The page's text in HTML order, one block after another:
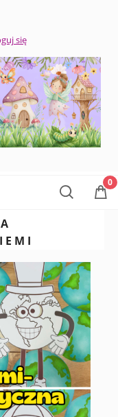
się